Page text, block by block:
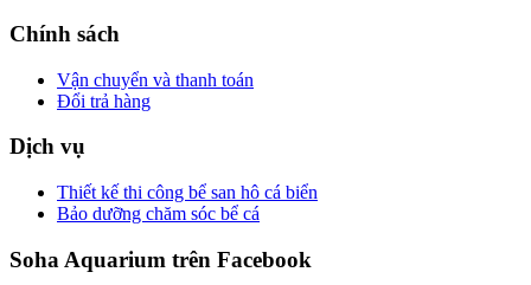
Chính sách
Vận chuyển và thanh toán
Đổi trả hàng
Dịch vụ
Thiết kế thi công bể san hô cá biển
Bảo dưỡng chăm sóc bể cá
Soha Aquarium trên Facebook